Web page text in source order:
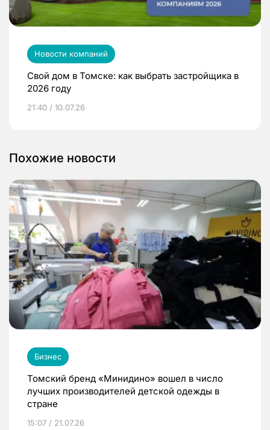
Новости компаний
Свой дом в Томске: как выбрать застройщика в
2026 году
21:40 / 10.07.26
Похожие новости
Бизнес
Томский бренд «Минидино» вошел в число
лучших производителей детской одежды в
стране
15:07 / 21.07.26